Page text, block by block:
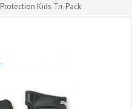
Kids Tri-Pack